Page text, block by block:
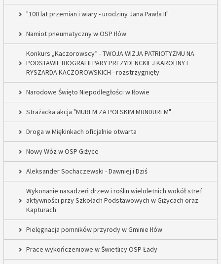
"100 lat przemian i wiary - urodziny Jana Pawła II"
Namiot pneumatyczny w OSP Iłów
Konkurs „Kaczorowscy” - TWOJA WIZJA PATRIOTYZMU NA
PODSTAWIE BIOGRAFII PARY PREZYDENCKIEJ KAROLINY I
RYSZARDA KACZOROWSKICH - rozstrzygnięty
Narodowe Święto Niepodległości w Iłowie
Strażacka akcja "MUREM ZA POLSKIM MUNDUREM"
Droga w Miękinkach oficjalnie otwarta
Nowy Wóz w OSP Giżyce
Aleksander Sochaczewski - Dawniej i Dziś
Wykonanie nasadzeń drzew i roślin wieloletnich wokół stref
aktywności przy Szkołach Podstawowych w Giżycach oraz
Kapturach
Pielęgnacja pomników przyrody w Gminie Iłów
Prace wykończeniowe w Świetlicy OSP Łady